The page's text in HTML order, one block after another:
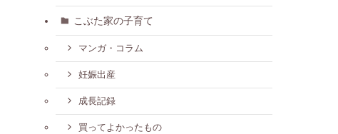
こぶた家の子育て
マンガ・コラム
妊娠出産
成長記録
買ってよかったもの